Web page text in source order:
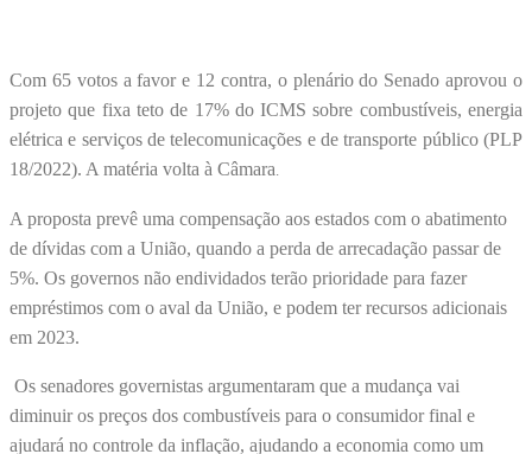
Com 65 votos a favor e 12 contra, o plenário do Senado aprovou o
projeto que fixa teto de 17% do ICMS sobre combustíveis, energia
elétrica e serviços de telecomunicações e de transporte público (PLP
18/2022). A matéria volta à Câmara.
A proposta prevê uma compensação aos estados com o abatimento
de dívidas com a União, quando a perda de arrecadação passar de
5%. Os governos não endividados terão prioridade para fazer
empréstimos com o aval da União, e podem ter recursos adicionais
em 2023.
Os senadores governistas argumentaram que a mudança vai
diminuir os preços dos combustíveis para o consumidor final e
ajudará no controle da inflação, ajudando a economia como um